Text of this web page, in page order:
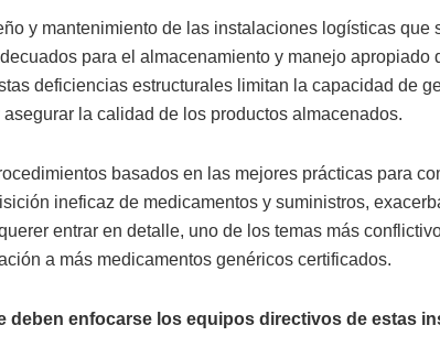
y mantenimiento de las instalaciones logísticas que
para el almacenamiento y manejo apropiado
deficiencias estructurales limitan la capacidad de
asegurar la calidad de los productos almacenados.
basados en las mejores prácticas para
ineficaz de medicamentos y suministros,
entrar en detalle, uno de los temas más
a más medicamentos genéricos certificados.
deben enfocarse los equipos directivos de estas